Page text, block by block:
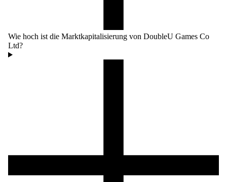
Wie hoch ist die Marktkapitalisierung von DoubleU Games Co
Ltd?